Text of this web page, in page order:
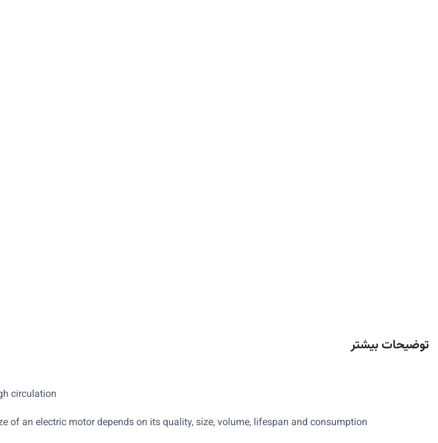
توضیحات بیشتر
circulation.
an electric motor depends on its quality, size, volume, lifespan and consumption.